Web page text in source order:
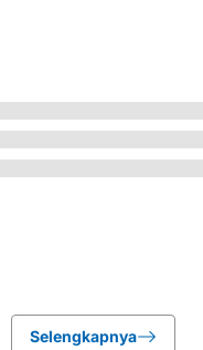
Selengkapnya